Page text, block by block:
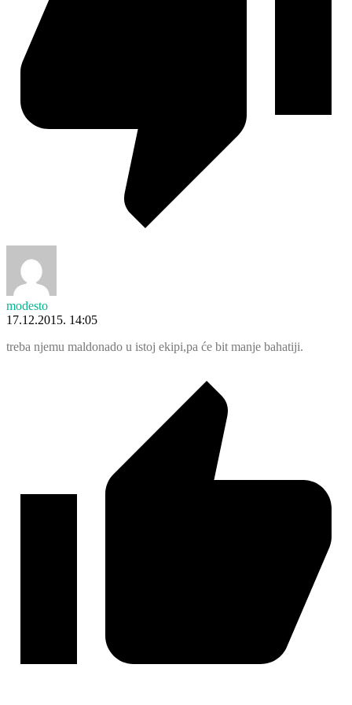
modesto
17.12.2015. 14:05
treba njemu maldonado u istoj ekipi,pa će bit manje bahatiji.